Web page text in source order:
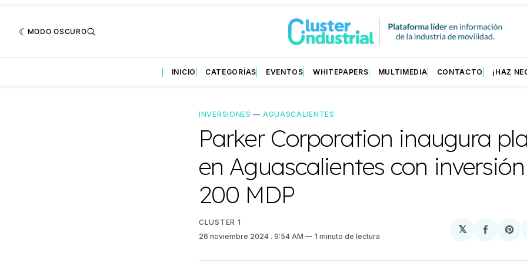
MODO OSCURO
INICIO CATEGORÍAS EVENTOS WHITEPAPERS MULTIMEDIA CONTACTO ¡HAZ
INVERSIONES — AGUASCALIENTES
Parker Corporation inaugura
en Aguascalientes con
200 MDP
CLUSTER 1
26 noviembre 2024 . 9:54 AM 1 minuto de lectura
𝕏